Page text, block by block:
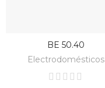
BAJO PEDIDO
BE 50.40
Electrodomésticos